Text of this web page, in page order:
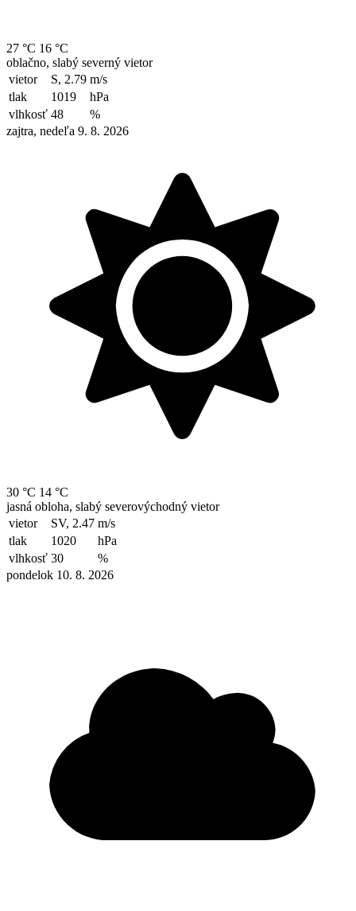
27 °C 16 °C
oblačno, slabý severný vietor
vietor
S, 2.79 m/s
tlak
1019
hPa
vlhkosť 48
%
zajtra, nedeľa 9. 8. 2026
30 °C 14 °C
jasná obloha, slabý severovýchodný vietor
vietor
SV, 2.47 m/s
tlak
1020
hPa
vlhkosť 30
%
pondelok 10. 8. 2026